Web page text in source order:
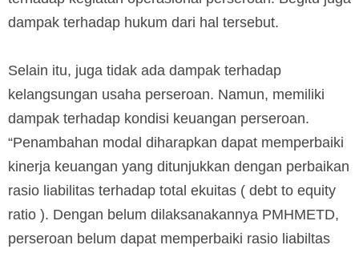
dampak terhadap hukum dari hal tersebut.
Selain itu, juga tidak ada dampak terhadap
kelangsungan usaha perseroan. Namun, memiliki
dampak terhadap kondisi keuangan perseroan.
“Penambahan modal diharapkan dapat memperbaiki
kinerja keuangan yang ditunjukkan dengan perbaikan
rasio liabilitas terhadap total ekuitas ( debt to equity
ratio ). Dengan belum dilaksanakannya PMHMETD,
perseroan belum dapat memperbaiki rasio liabiltas